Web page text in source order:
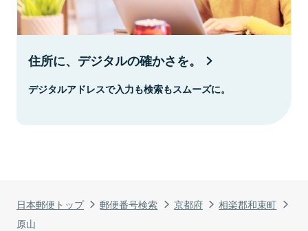
日本郵便トップ 郵便番号検索 京都府
相楽郡和束町
原山
住所に、デジタルの確かさを。
デジタルアドレスで入力も検索もスムーズに。